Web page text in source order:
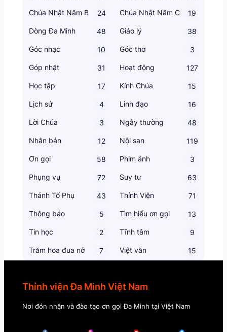
Chúa Nhật Năm B 24 Chúa Nhật Năm C 19
Dòng Đa Minh 48 Giáo lý 38
Góc nhạc 10 Góc thơ 3
Góp nhặt 31 Hoạt động 127
Học tập 17 Kính Chúa 15
Lịch sử 4 Linh đạo 16
Lời Chúa 3 Ngày thường 48
Nhân bản 12 Nội san 119
Ơn gọi 58 Phim ảnh 3
Phụng vụ 72 Suy tư 63
Thánh Tổ Phụ 43 Thỉnh Viện 71
Thông báo 5 Tìm hiểu ơn gọi 13
Tin học 2 Tĩnh tâm 9
Trăm hoa đua nở 7 Việt văn 15
Thỉnh viện Đa Minh Việt Nam
Nơi đón nhận và đào tạo ơn gọi Đa Minh tại Việt Nam